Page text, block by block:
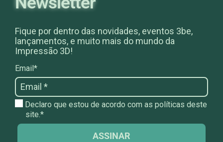
Fique por dentro das novidades, eventos 3be,
lançamentos, e muito mais do mundo da
Impressão 3D!
Email*
Declaro que estou de acordo com as políticas deste
site.*
ASSINAR